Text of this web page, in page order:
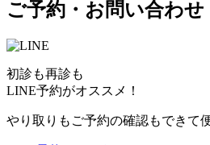
ご予約・お問い合わせ
初診も再診も
LINE予約がオススメ！
やり取りもご予約の確認もできて